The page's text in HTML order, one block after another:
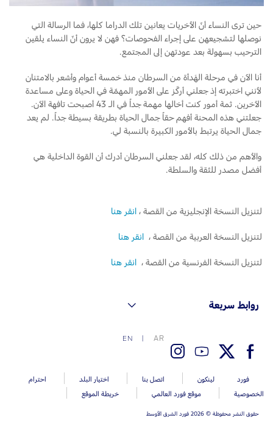
حين ترى النساء أنّ الأخريات يعانين تلك الدراما كلها، فما الرسالة التي
نوصلها لتشجيعهن على إجراء الفحوصات؟ فهن لا يرون أنّ النساء يلقين
الترحيب بسهولة بعد عودتهن إلى المجتمع.
أنا الآن في مرحلة الهَدأة من السرطان منذ خمسة أعوام وأشعر بالامتنان
لأنني اختبرته إذ جعلني أركّز على الأمور المهمّة في الحياة وعلى مساعدة
الآخرين. ثمة أمور كنت أخالها مهمة جداً في الـ 43 أصبحت تافهة الآن.
جعلتني هذه المحنة أفهم حقاً جمال الحياة بطريقة بسيطة جداً. لم يعد
جمال الحياة يرتبط بالأمور الكبيرة بالنسبة لي.
والأهم من ذلك كله، لقد جعلني السرطان أدرك أن القوة الداخلية هي
أفضل مصدر للثقة والسلطة.
لتنزيل النسخة الإنجليزية من القصة ، انقر هنا
لتنزيل النسخة العربية من القصة ، انقر هنا
لتنزيل النسخة الفرنسية من القصة ، انقر هنا
AR
EN
فورد لينكون اتصل بنا اختيار البلد
احترام
الخصوصية
موقع فورد العالمي خريطة الموقع
حقوق النشر محفوظة © 2026 فورد الشرق الأوسط
روابط سريعة